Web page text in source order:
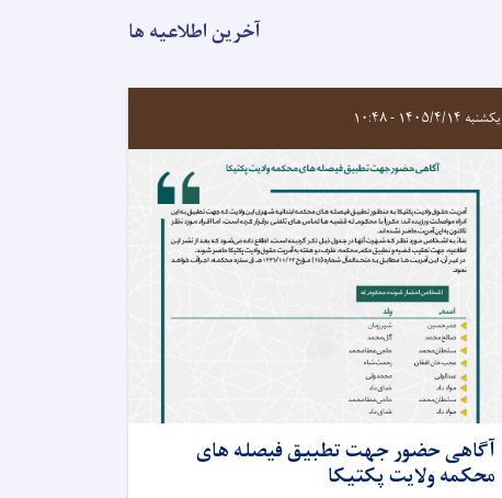
آخرین اطلاعیه ها
یکشنبه ۱۴۰۵/۴/۱۴ - ۱۰:۴۸
آگاهی حضور جهت تطبیق فیصله های
محکمه ولایت پکتیکا